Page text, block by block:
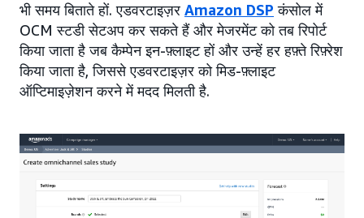
भी समय बिताते हों. एडवरटाइज़र Amazon DSP कंसोल में
OCM स्टडी सेटअप कर सकते हैं और मेजरमेंट को तब रिपोर्ट
किया जाता है जब कैम्पेन इन-फ़्लाइट हों और उन्हें हर हफ़्ते रिफ़्रेश
किया जाता है, जिससे एडवरटाइज़र को मिड-फ़्लाइट
ऑप्टिमाइज़ेशन करने में मदद मिलती है.